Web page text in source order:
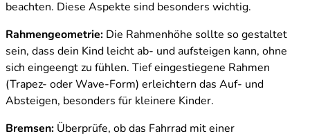
beachten. Diese Aspekte sind besonders wichtig.
Rahmengeometrie: Die Rahmenhöhe sollte so gestaltet
sein, dass dein Kind leicht ab- und aufsteigen kann, ohne
sich eingeengt zu fühlen. Tief eingestiegene Rahmen
(Trapez- oder Wave-Form) erleichtern das Auf- und
Absteigen, besonders für kleinere Kinder.
Bremsen: Überprüfe, ob das Fahrrad mit einer